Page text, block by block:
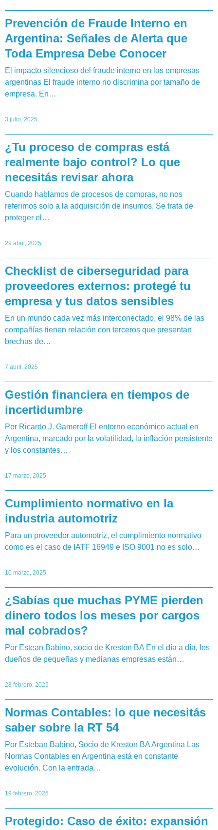
Prevención de Fraude Interno en
Argentina: Señales de Alerta que
Toda Empresa Debe Conocer
El impacto silencioso del fraude interno en las empresas
argentinas El fraude interno no discrimina por tamaño de
empresa. En…
3 julio, 2025
¿Tu proceso de compras está
realmente bajo control? Lo que
necesitás revisar ahora
Cuando hablamos de procesos de compras, no nos
referimos solo a la adquisición de insumos. Se trata de
proteger el…
29 abril, 2025
Checklist de ciberseguridad para
proveedores externos: protegé tu
empresa y tus datos sensibles
En un mundo cada vez más interconectado, el 98% de las
compañías tienen relación con terceros que presentan
brechas de…
7 abril, 2025
Gestión financiera en tiempos de
incertidumbre
Por Ricardo J. Gameroff El entorno económico actual en
Argentina, marcado por la volatilidad, la inflación persistente
y los constantes…
17 marzo, 2025
Cumplimiento normativo en la
industria automotriz
Para un proveedor automotriz, el cumplimiento normativo
como es el caso de IATF 16949 e ISO 9001 no es solo…
10 marzo, 2025
¿Sabías que muchas PYME pierden
dinero todos los meses por cargos
mal cobrados?
Por Estean Babino, socio de Kreston BA En el día a día, los
dueños de pequeñas y medianas empresas están…
28 febrero, 2025
Normas Contables: lo que necesitás
saber sobre la RT 54
Por Esteban Babino, Socio de Kreston BA Argentina Las
Normas Contables en Argentina está en constante
evolución. Con la entrada…
19 febrero, 2025
Protegido: Caso de éxito: expansión